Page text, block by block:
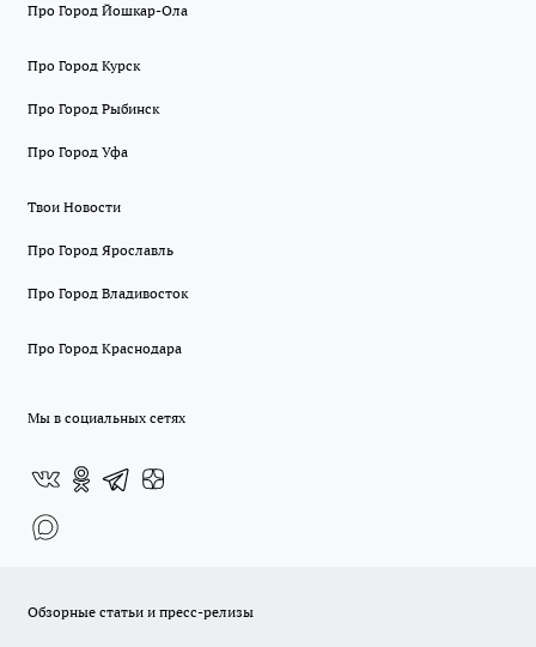
Про Город Йошкар-Ола
Про Город Курск
Про Город Рыбинск
Про Город Уфа
Твои Новости
Про Город Ярославль
Про Город Владивосток
Про Город Краснодара
Мы в социальных сетях
Обзорные статьи и пресс-релизы